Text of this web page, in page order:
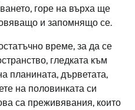
горе на върха ще
и запомнящо се.
време, за да се
гледката към
планината, дърветата,
на половинката си
са преживявания, които